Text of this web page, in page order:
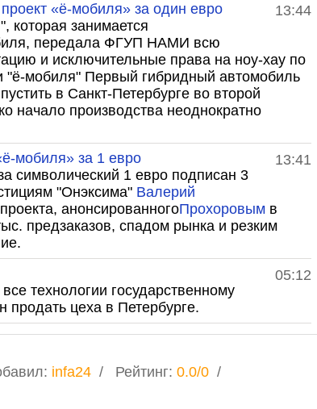
13:44
«ё-мобиля» за один евро
которая занимается
передала ФГУП НАМИ всю
и исключительные права на ноу-хау по
"ё-мобиля" Первый гибридный автомобиль
в Санкт-Петербурге во второй
начало производства неоднократно
13:41
мобиля» за 1 евро
символический 1 евро подписан 3
"Онэксима" Валерий
анонсированногоПрохоровым в
предзаказов, спадом рынка и резким
05:12
технологии государственному
продать цеха в Петербурге.
: infa24 Рейтинг: 0.0/0